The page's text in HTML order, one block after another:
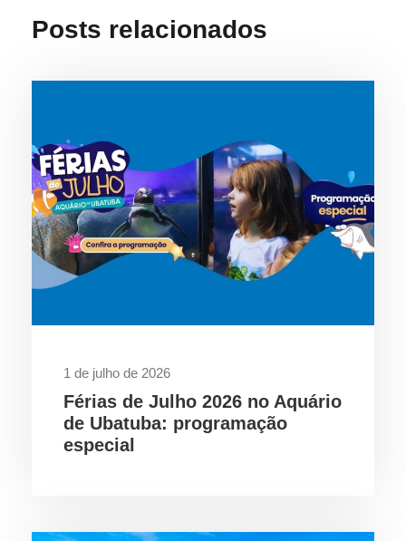
Posts relacionados
1 de julho de 2026
Férias de Julho 2026 no Aquário
de Ubatuba: programação
especial